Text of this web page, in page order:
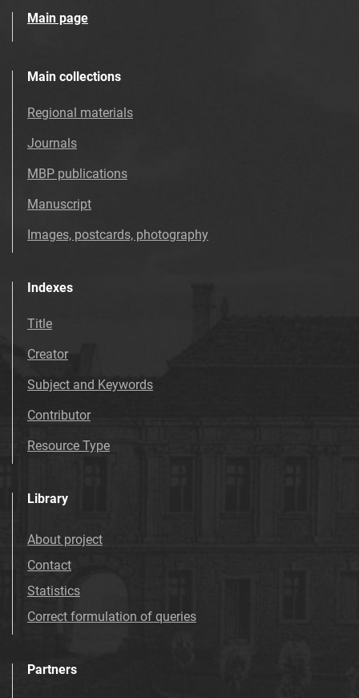
Main page
Main collections
Regional materials
Journals
MBP publications
Manuscript
Images, postcards, photography
Indexes
Title
Creator
Subject and Keywords
Contributor
Resource Type
Library
About project
Contact
Statistics
Correct formulation of queries
Partners